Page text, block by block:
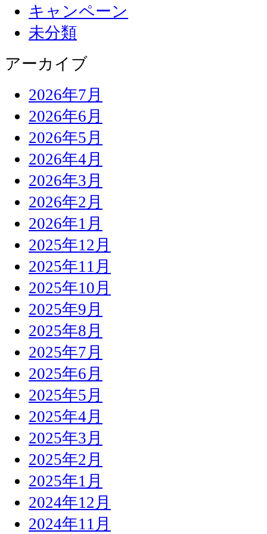
キャンペーン
未分類
アーカイブ
2026年7月
2026年6月
2026年5月
2026年4月
2026年3月
2026年2月
2026年1月
2025年12月
2025年11月
2025年10月
2025年9月
2025年8月
2025年7月
2025年6月
2025年5月
2025年4月
2025年3月
2025年2月
2025年1月
2024年12月
2024年11月